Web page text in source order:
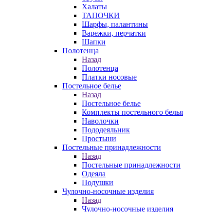
Халаты
ТАПОЧКИ
Шарфы, палантины
Варежки, перчатки
Шапки
Полотенца
Назад
Полотенца
Платки носовые
Постельное белье
Назад
Постельное белье
Комплекты постельного белья
Наволочки
Пододеяльник
Простыни
Постельные принадлежности
Назад
Постельные принадлежности
Одеяла
Подушки
Чулочно-носочные изделия
Назад
Чулочно-носочные изделия